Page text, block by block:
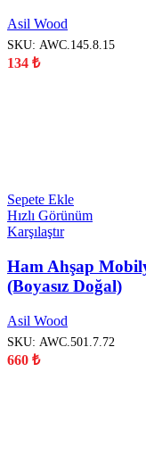
Asil Wood
SKU: AWC.145.8.15
134 ₺
Sepete Ekle
Hızlı Görünüm
Karşılaştır
Ham Ahşap
(Boyasız Doğal)
Asil Wood
SKU: AWC.501.7.72
660 ₺